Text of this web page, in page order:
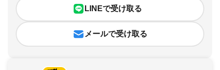
LINEで受け取る
メールで受け取る